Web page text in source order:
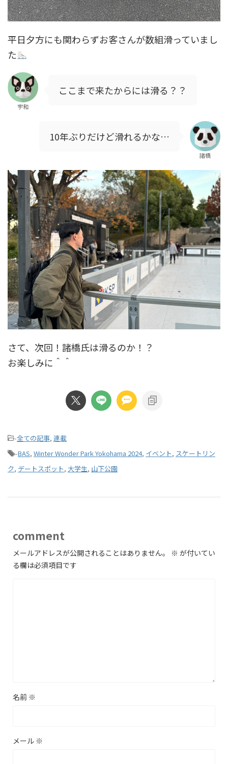
平日夕方にも関わらずお客さんが数組滑っていまし
た
宇和
ここまで来たからには滑る？？
10年ぶりだけど滑れるかな…
諸橋
さて、次回！諸橋氏は滑るのか！？
お楽しみに＾＾
-全ての記事, 連載
-BAS, Winter Wonder Park Yokohama 2024, イベント, スケートリン
ク, デートスポット, 大学生, 山下公園
comment
メールアドレスが公開されることはありません。 ※ が付いてい
る欄は必須項目です
名前 ※
メール ※